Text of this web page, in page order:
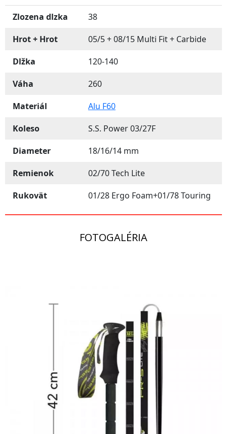
Zlozena dlzka
38
Hrot + Hrot
05/5 + 08/15 Multi Fit + Carbide
Dlžka
120-140
Váha
260
Materiál
Alu F60
Koleso
S.S. Power 03/27F
Diameter
18/16/14 mm
Remienok
02/70 Tech Lite
Rukovät
01/28 Ergo Foam+01/78 Touring
FOTOGALÉRIA